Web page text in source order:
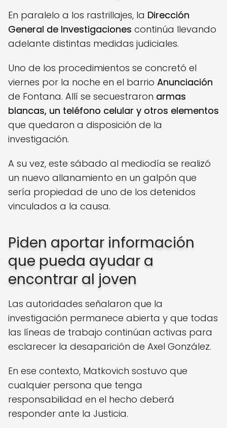
En paralelo a los rastrillajes, la Dirección
General de Investigaciones continúa llevando
adelante distintas medidas judiciales.
Uno de los procedimientos se concretó el
viernes por la noche en el barrio Anunciación
de Fontana. Allí se secuestraron armas
blancas, un teléfono celular y otros elementos
que quedaron a disposición de la
investigación.
A su vez, este sábado al mediodía se realizó
un nuevo allanamiento en un galpón que
sería propiedad de uno de los detenidos
vinculados a la causa.
Piden aportar información
que pueda ayudar a
encontrar al joven
Las autoridades señalaron que la
investigación permanece abierta y que todas
las líneas de trabajo continúan activas para
esclarecer la desaparición de Axel González.
En ese contexto, Matkovich sostuvo que
cualquier persona que tenga
responsabilidad en el hecho deberá
responder ante la Justicia.